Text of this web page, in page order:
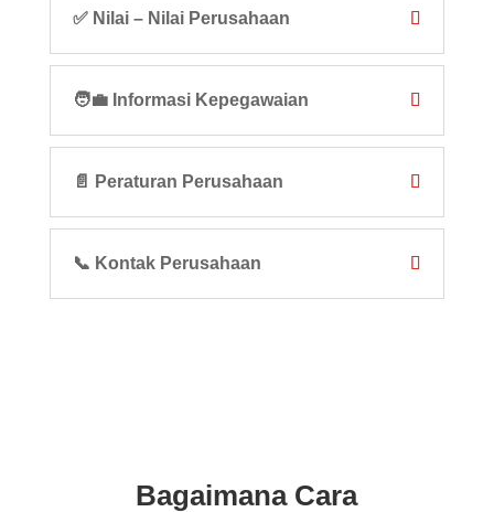
✅ Nilai – Nilai Perusahaan
🧑‍💼 Informasi Kepegawaian
📄 Peraturan Perusahaan
📞 Kontak Perusahaan
Bagaimana Cara